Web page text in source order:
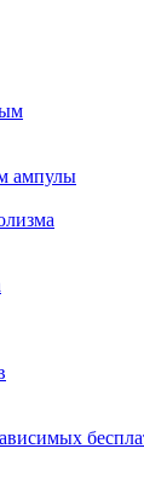
ампулы